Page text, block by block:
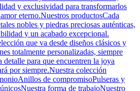
y exclusividad para transformarlos
eterno.Nuestros productosCada
nobles y piedras preciosas auténticas,
y un acabado excepcional.
que va desde diseños clásicos y
totalmente personalizadas, siempre
detalle para que encuentren la joya
por siempre.Nuestra colección
de compromisoPulseras y
forma de trabajoNuestro